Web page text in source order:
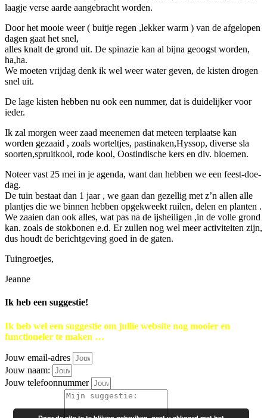
laagje verse aarde aangebracht worden.
Door het mooie weer ( buitje regen ,lekker warm ) van de afgelopen
dagen gaat het snel,
alles knalt de grond uit. De spinazie kan al bijna geoogst worden,
ha,ha.
We moeten vrijdag denk ik wel weer water geven, de kisten drogen
snel uit.
De lage kisten hebben nu ook een nummer, dat is duidelijker voor
ieder.
Ik zal morgen weer zaad meenemen dat meteen terplaatse kan
worden gezaaid , zoals worteltjes, pastinaken,Hyssop, diverse sla
soorten,spruitkool, rode kool, Oostindische kers en div. bloemen.
Noteer vast 25 mei in je agenda, want dan hebben we een feest-doe-
dag.
De tuin bestaat dan 1 jaar , we gaan dan gezellig met z’n allen alle
plantjes die we binnen hebben opgekweekt ruilen, delen en planten .
We zaaien dan ook alles, wat pas na de ijsheiligen ,in de volle grond
kan. zoals de stokbonen e.d. Er zullen nog wel meer activiteiten zijn,
dus houdt de berichtgeving goed in de gaten.
Tuingroetjes,
Jeanne
Ik heb een suggestie!
Ik heb wel een suggestie om jullie website nog mooier en
functioneler te maken …
Jouw email-adres
Jouw naam:
Jouw telefoonnummer